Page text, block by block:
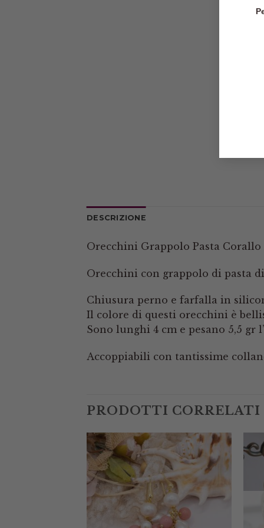
DESCRIZIONE
Orecchini Grappolo Pasta Corallo
Orecchini con grappolo di pasta
Chiusura perno e farfalla in
Il colore di questi orecchini è
Sono lunghi 4 cm e pesano 5,5 gr
Accoppiabili con tantissime
PRODOTTI CORRELATI